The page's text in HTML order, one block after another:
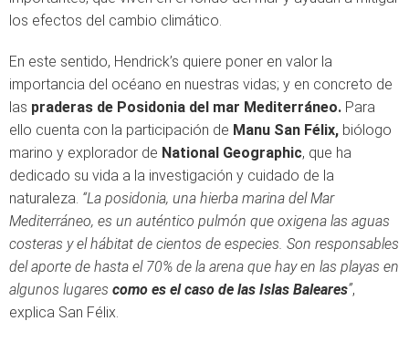
los efectos del cambio climático.
En este sentido, Hendrick’s quiere poner en valor la
importancia del océano en nuestras vidas; y en concreto de
las praderas de Posidonia del mar Mediterráneo. Para
ello cuenta con la participación de Manu San Félix, biólogo
marino y explorador de National Geographic, que ha
dedicado su vida a la investigación y cuidado de la
naturaleza. “La posidonia, una hierba marina del Mar
Mediterráneo, es un auténtico pulmón que oxigena las aguas
costeras y el hábitat de cientos de especies. Son responsables
del aporte de hasta el 70% de la arena que hay en las playas en
algunos lugares como es el caso de las Islas Baleares”,
explica San Félix.